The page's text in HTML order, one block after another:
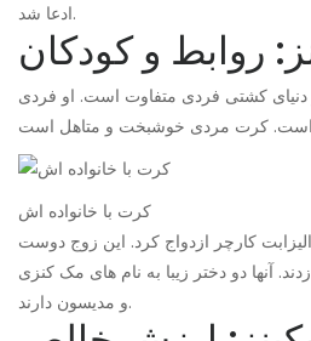
ادعا شد.
روابط و کودکان
دنیای کشتی فردی متفاوت است. او فردی
کرت با خانواده اش
کارچر ازدواج کرد. این زوج دوست
9 اکتبر 2015 گره زدند. آنها دو دختر زیبا به نام های مک کنزی
و مدیسون دارند.